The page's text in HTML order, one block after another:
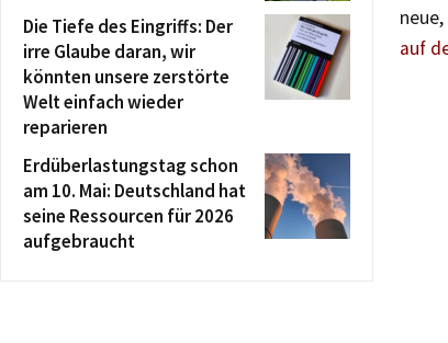
auf
Die Tiefe des Eingriffs: Der
irre Glaube daran, wir
könnten unsere zerstörte
Welt einfach wieder
reparieren
Erdüberlastungstag schon
am 10. Mai: Deutschland hat
seine Ressourcen für 2026
aufgebraucht